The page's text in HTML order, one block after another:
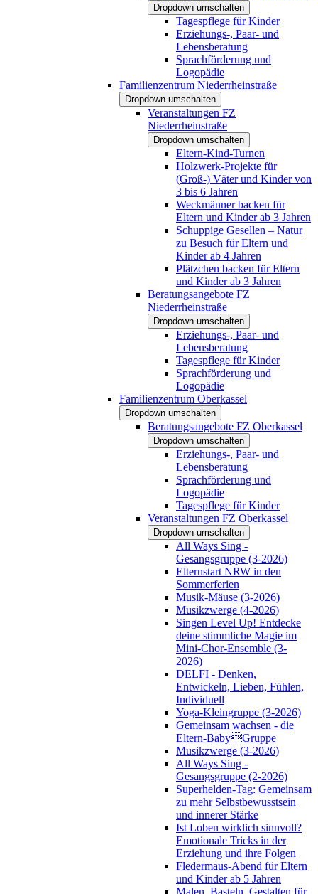
Dropdown umschalten
Tagespflege für Kinder
Erziehungs-, Paar- und
Lebensberatung
Sprachförderung und
Logopädie
Familienzentrum Niederrheinstraße
Dropdown umschalten
Veranstaltungen FZ
Niederrheinstraße
Dropdown umschalten
Eltern-Kind-Turnen
Holzwerk-Projekte für
(Groß-) Väter und Kinder von
3 bis 6 Jahren
Weckmänner backen für
Eltern und Kinder ab 3 Jahren
Schuppige Gesellen – Natur
zu Besuch für Eltern und
Kinder ab 4 Jahren
Plätzchen backen für Eltern
und Kinder ab 3 Jahren
Beratungsangebote FZ
Niederrheinstraße
Dropdown umschalten
Erziehungs-, Paar- und
Lebensberatung
Tagespflege für Kinder
Sprachförderung und
Logopädie
Familienzentrum Oberkassel
Dropdown umschalten
Beratungsangebote FZ Oberkassel
Dropdown umschalten
Erziehungs-, Paar- und
Lebensberatung
Sprachförderung und
Logopädie
Tagespflege für Kinder
Veranstaltungen FZ Oberkassel
Dropdown umschalten
All Ways Sing -
Gesangsgruppe (3-2026)
Elternstart NRW in den
Sommerferien
Musik-Mäuse (3-2026)
Musikzwerge (4-2026)
Singen Level Up! Entdecke
deine stimmliche Magie im
Mini-Chor-Ensemble (3-
2026)
DELFI - Denken,
Entwickeln, Lieben, Fühlen,
Individuell
Yoga-Kleingruppe (3-2026)
Gemeinsam wachsen - die
Eltern-BabyGruppe
Musikzwerge (3-2026)
All Ways Sing -
Gesangsgruppe (2-2026)
Superhelden-Tag: Gemeinsam
zu mehr Selbstbewusstsein
und innerer Stärke
Ist Loben wirklich sinnvoll?
Emotionale Tricks in der
Erziehung und ihre Folgen
Fledermaus-Abend für Eltern
und Kinder ab 5 Jahren
Malen, Basteln, Gestalten für